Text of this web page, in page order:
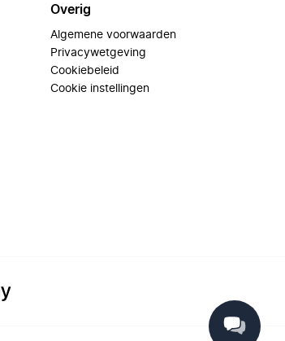
Overig
Algemene voorwaarden
Privacywetgeving
Cookiebeleid
Cookie instellingen